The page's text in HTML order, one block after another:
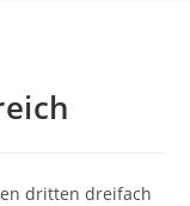
dritten dreifach